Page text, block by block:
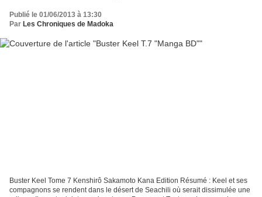
Publié le 01/06/2013 à 13:30
Par Les Chroniques de Madoka
Buster Keel Tome 7 Kenshirô Sakamoto Kana Edition Résumé : Keel et ses
compagnons se rendent dans le désert de Seachili où serait dissimulée une